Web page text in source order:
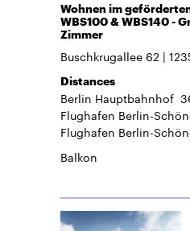
Wohnen im
WBS100 & WBS140 -
Zimmer
Buschkrugallee 62
Distances
Berlin Hauptbahnhof
Flughafen Berlin-
Flughafen Berlin-
Balkon